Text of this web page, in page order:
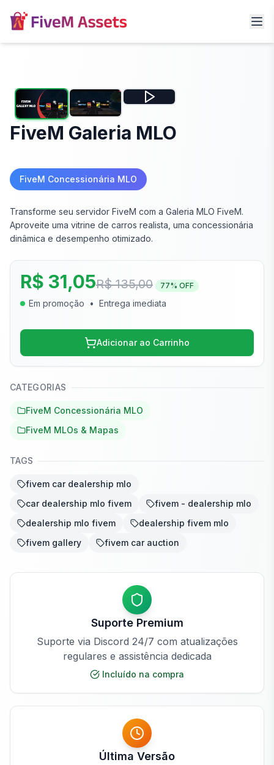
FiveM Galeria MLO
FiveM Concessionária MLO
Transforme seu servidor FiveM com a Galeria MLO FiveM.
Aproveite uma vitrine de carros realista, uma concessionária
dinâmica e desempenho otimizado.
R$ 31,05R$ 135,00 77% OFF
Em promoção • Entrega imediata
Adicionar ao Carrinho
CATEGORIAS
FiveM Concessionária MLO
FiveM MLOs & Mapas
TAGS
fivem car dealership mlo
car dealership mlo fivem
fivem - dealership mlo
dealership mlo fivem
dealership fivem mlo
fivem gallery
fivem car auction
Suporte Premium
Suporte via Discord 24/7 com atualizações
regulares e assistência dedicada
Incluído na compra
Última Versão